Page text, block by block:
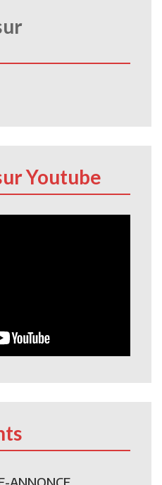
Youtube